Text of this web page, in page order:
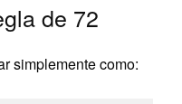
de 72
simplemente como: